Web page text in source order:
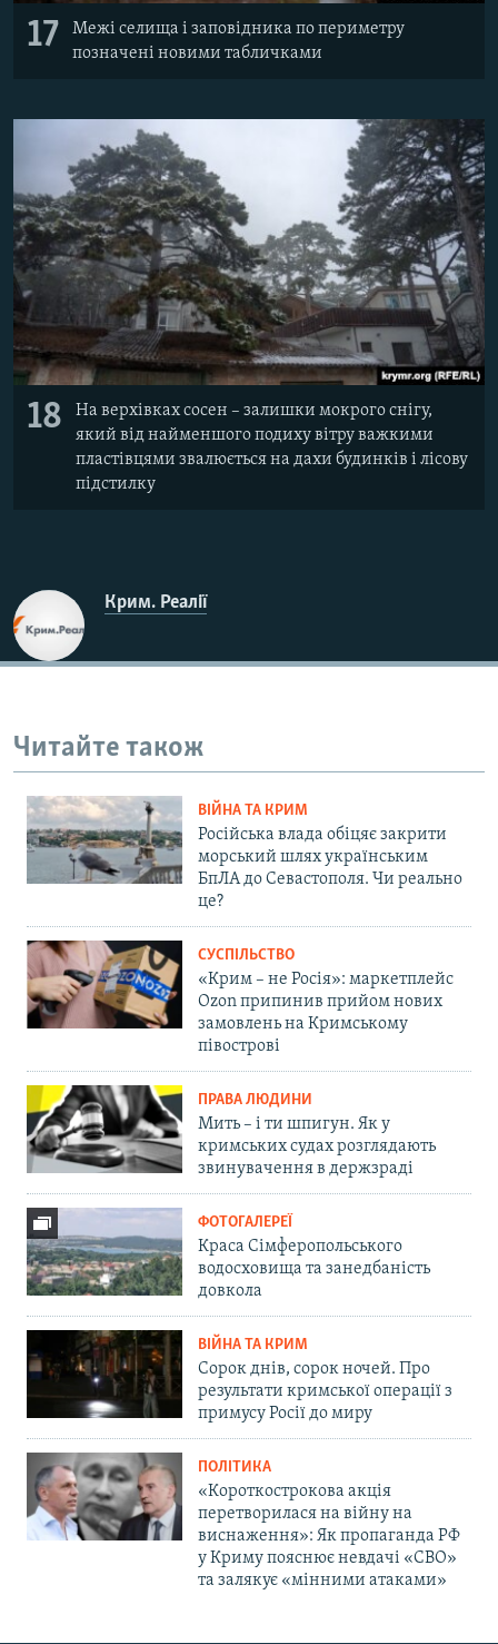
17
Межі селища і заповідника по периметру
позначені новими табличками
18
На верхівках сосен – залишки мокрого снігу,
який від найменшого подиху вітру важкими
пластівцями звалюється на дахи будинків і лісову
підстилку
Крим. Реалії
Читайте також
ВІЙНА ТА КРИМ
Російська влада обіцяє закрити
морський шлях українським
БпЛА до Севастополя. Чи реально
це?
СУСПІЛЬСТВО
«Крим – не Росія»: маркетплейс
Ozon припинив прийом нових
замовлень на Кримському
півострові
ПРАВА ЛЮДИНИ
Мить – і ти шпигун. Як у
кримських судах розглядають
звинувачення в держзраді
ФОТОГАЛЕРЕЇ
Краса Сімферопольського
водосховища та занедбаність
довкола
ВІЙНА ТА КРИМ
Сорок днів, сорок ночей. Про
результати кримської операції з
примусу Росії до миру
ПОЛІТИКА
«Короткострокова акція
перетворилася на війну на
виснаження»: Як пропаганда РФ
у Криму пояснює невдачі «СВО»
та залякує «мінними атаками»